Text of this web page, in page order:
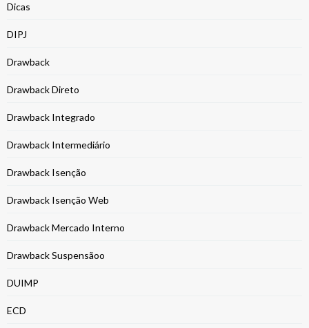
Dicas
DIPJ
Drawback
Drawback Direto
Drawback Integrado
Drawback Intermediário
Drawback Isenção
Drawback Isenção Web
Drawback Mercado Interno
Drawback Suspensãoo
DUIMP
ECD